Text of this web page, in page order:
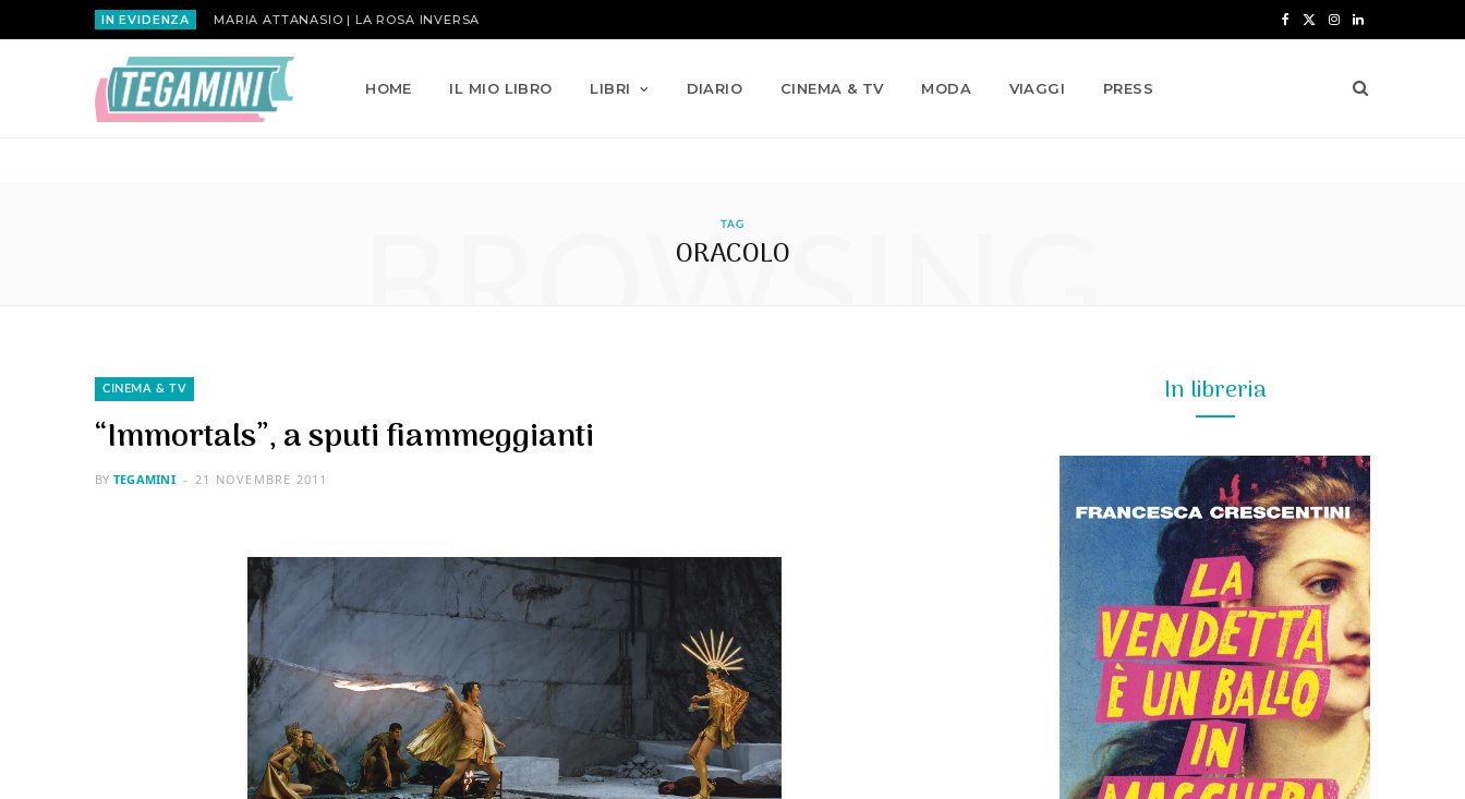
IN EVIDENZA MARIA ATTANASIO | LA ROSA INVERSA I L
n
HOME IL MIO LIBRO LIBRI DIARIO CINEMA & TV MODA VIAGGI PRESS
TAG
ORACOLO
BROWSING
CINEMA & TV
“Immortals”, a sputi fiammeggianti
BY TEGAMINI 21 NOVEMBRE 2011
In libreria